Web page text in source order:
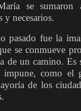
se sumaron
y necesarios.
pasado fue la
se conmueve
de un camino.
como el
de los